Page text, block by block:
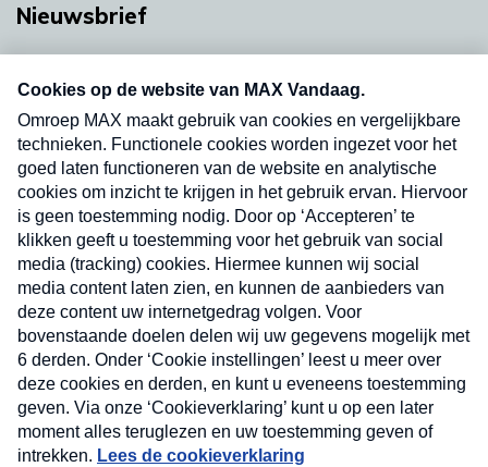
Nieuwsbrief
nieuwsbrief. Elke vrijdag- en dinsdagochtend in
uw mailbox.
Verzend
Nieuwsbrief
Neem hier een gratis abonnement op onze
nieuwsbrief. Elke vrijdag- en dinsdagochtend in uw